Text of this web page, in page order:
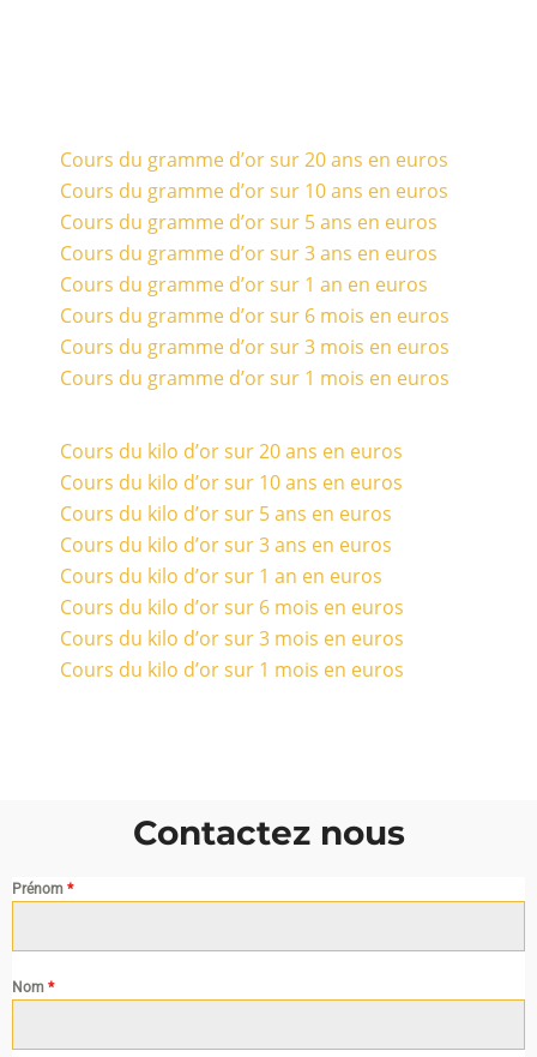
Cours du gramme d’or sur 20 ans en euros
Cours du gramme d’or sur 10 ans en euros
Cours du gramme d’or sur 5 ans en euros
Cours du gramme d’or sur 3 ans en euros
Cours du gramme d’or sur 1 an en euros
Cours du gramme d’or sur 6 mois en euros
Cours du gramme d’or sur 3 mois en euros
Cours du gramme d’or sur 1 mois en euros
Cours du kilo d’or sur 20 ans en euros
Cours du kilo d’or sur 10 ans en euros
Cours du kilo d’or sur 5 ans en euros
Cours du kilo d’or sur 3 ans en euros
Cours du kilo d’or sur 1 an en euros
Cours du kilo d’or sur 6 mois en euros
Cours du kilo d’or sur 3 mois en euros
Cours du kilo d’or sur 1 mois en euros
Contactez nous
Prénom *
Nom *